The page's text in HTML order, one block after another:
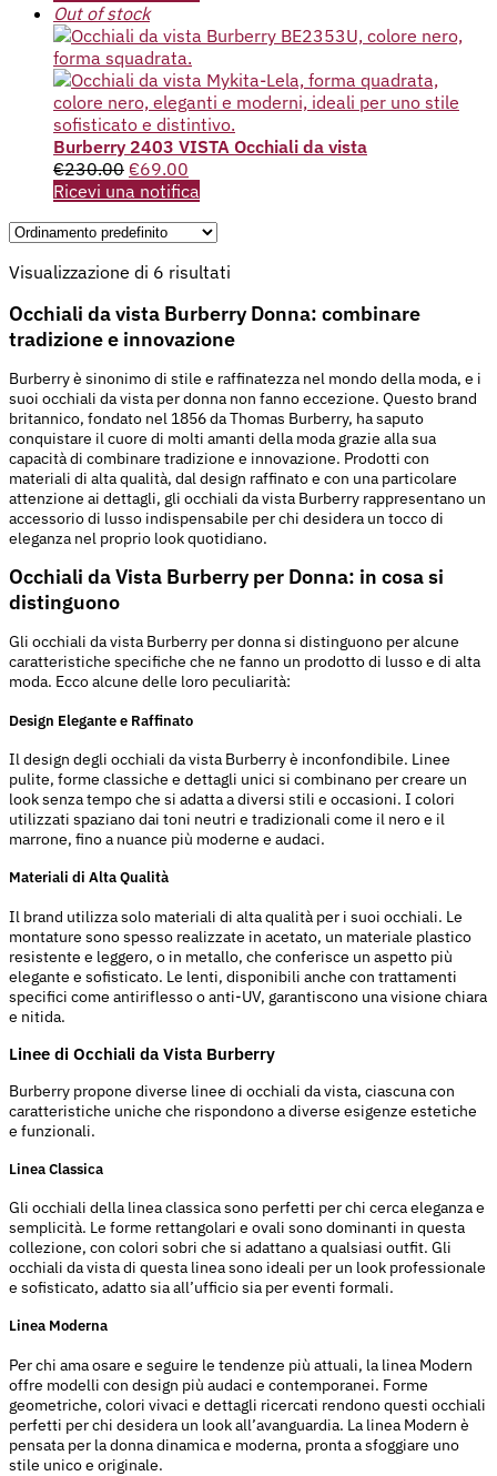
Out of stock
Burberry 2403 VISTA Occhiali da vista
€230.00 €69.00
Ricevi una notifica
Visualizzazione di 6 risultati
Occhiali da vista Burberry Donna: combinare
tradizione e innovazione
Burberry è sinonimo di stile e raffinatezza nel mondo della moda, e i
suoi occhiali da vista per donna non fanno eccezione. Questo brand
britannico, fondato nel 1856 da Thomas Burberry, ha saputo
conquistare il cuore di molti amanti della moda grazie alla sua
capacità di combinare tradizione e innovazione. Prodotti con
materiali di alta qualità, dal design raffinato e con una particolare
attenzione ai dettagli, gli occhiali da vista Burberry rappresentano un
accessorio di lusso indispensabile per chi desidera un tocco di
eleganza nel proprio look quotidiano.
Occhiali da Vista Burberry per Donna: in cosa si
distinguono
Gli occhiali da vista Burberry per donna si distinguono per alcune
caratteristiche specifiche che ne fanno un prodotto di lusso e di alta
moda. Ecco alcune delle loro peculiarità:
Design Elegante e Raffinato
Il design degli occhiali da vista Burberry è inconfondibile. Linee
pulite, forme classiche e dettagli unici si combinano per creare un
look senza tempo che si adatta a diversi stili e occasioni. I colori
utilizzati spaziano dai toni neutri e tradizionali come il nero e il
marrone, fino a nuance più moderne e audaci.
Materiali di Alta Qualità
Il brand utilizza solo materiali di alta qualità per i suoi occhiali. Le
montature sono spesso realizzate in acetato, un materiale plastico
resistente e leggero, o in metallo, che conferisce un aspetto più
elegante e sofisticato. Le lenti, disponibili anche con trattamenti
specifici come antiriflesso o anti-UV, garantiscono una visione chiara
e nitida.
Linee di Occhiali da Vista Burberry
Burberry propone diverse linee di occhiali da vista, ciascuna con
caratteristiche uniche che rispondono a diverse esigenze estetiche
e funzionali.
Linea Classica
Gli occhiali della linea classica sono perfetti per chi cerca eleganza e
semplicità. Le forme rettangolari e ovali sono dominanti in questa
collezione, con colori sobri che si adattano a qualsiasi outfit. Gli
occhiali da vista di questa linea sono ideali per un look professionale
e sofisticato, adatto sia all’ufficio sia per eventi formali.
Linea Moderna
Per chi ama osare e seguire le tendenze più attuali, la linea Modern
offre modelli con design più audaci e contemporanei. Forme
geometriche, colori vivaci e dettagli ricercati rendono questi occhiali
perfetti per chi desidera un look all’avanguardia. La linea Modern è
pensata per la donna dinamica e moderna, pronta a sfoggiare uno
stile unico e originale.